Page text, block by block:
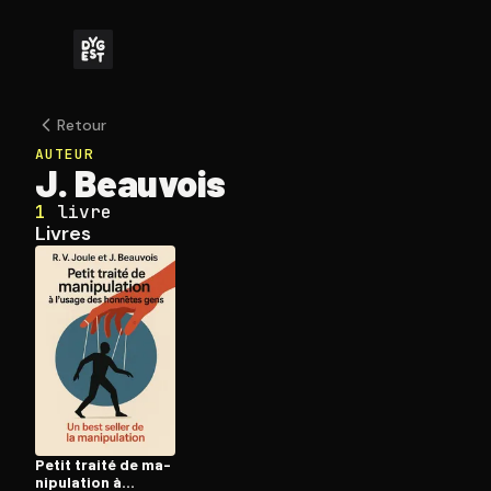
Retour
AUTEUR
J. Beauvois
1 livre
Livres
Petit traité de ma­
ni­pu­la­tion à